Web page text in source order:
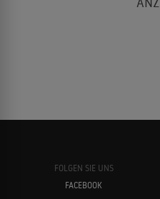
FOLGEN SIE UNS
FACEBOOK